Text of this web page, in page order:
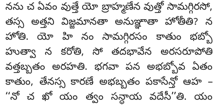
నను చ ఏవం వుత్తే యో బ్రాహ్మణేన వుత్తో సామగ్గిరసో,
తస్స అత్తని విజ్జమానతా అనుఞ్ఞాతా హోతీతి? న
హోతి. యో హి నం సామగ్గిరసం కాతుం భబ్బో
హుత్వా న కరోతి, సో తదభావేన అరసరూపోతి
వత్తబ్బతం అరహతి. భగవా పన అభబ్బోవ ఏతం
కాతుం, తేనస్స కారణే అభబ్బతం పకాసేన్తో ఆహ –
‘‘నో చ ఖో యం త్వం సన్ధాయ వదేసీ’’తి. యం